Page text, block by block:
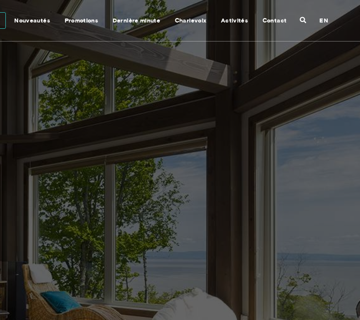
Nouveautés Promotions Dernière minute Charlevoix Activités Contact Recherche
EN